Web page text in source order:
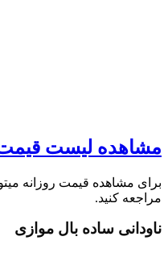
مشاهده لیست قیمت
برای مشاهده قیمت روزانه
مراجعه کنید.
ناودانی ساده بال موازی